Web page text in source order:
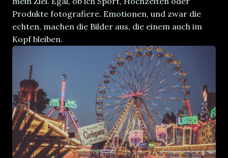
Produkte fotografiere. Emotionen, und zwar die
echten, machen die Bilder aus, die einem auch im
Kopf bleiben.